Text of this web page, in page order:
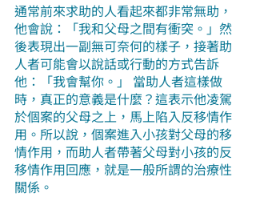
通常前來求助的人看起來都非常無助，
他會說：「我和父母之間有衝突。」然
後表現出一副無可奈何的樣子，接著助
人者可能會以說話或行動的方式告訴
他：「我會幫你。」 當助人者這樣做
時，真正的意義是什麼？這表示他凌駕
於個案的父母之上，馬上陷入反移情作
用。所以說，個案進入小孩對父母的移
情作用，而助人者帶著父母對小孩的反
移情作用回應，就是一般所謂的治療性
關係。